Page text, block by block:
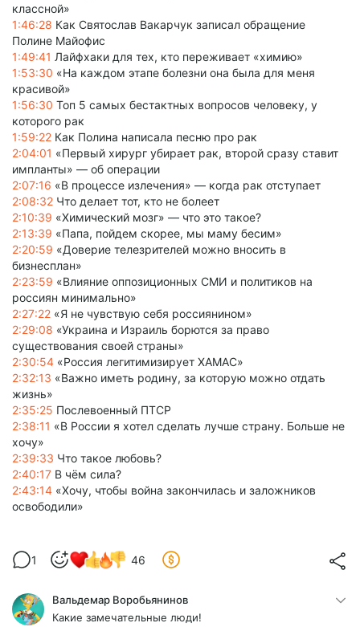
классной»
1:46:28 Как Святослав Вакарчук записал обращение
Полине Майофис
1:49:41 Лайфхаки для тех, кто переживает «химию»
1:53:30 «На каждом этапе болезни она была для меня
красивой»
1:56:30 Топ 5 самых бестактных вопросов человеку, у
которого рак
1:59:22 Как Полина написала песню про рак
2:04:01 «Первый хирург убирает рак, второй сразу ставит
импланты» — об операции
2:07:16 «В процессе излечения» — когда рак отступает
2:08:32 Что делает тот, кто не болеет
2:10:39 «Химический мозг» — что это такое?
2:13:39 «Папа, пойдем скорее, мы маму бесим»
2:20:59 «Доверие телезрителей можно вносить в
бизнесплан»
2:23:59 «Влияние оппозиционных СМИ и политиков на
россиян минимально»
2:27:22 «Я не чувствую себя россиянином»
2:29:08 «Украина и Израиль борются за право
существования своей страны»
2:30:54 «Россия легитимизирует ХАМАС»
2:32:13 «Важно иметь родину, за которую можно отдать
жизнь»
2:35:25 Послевоенный ПТСР
2:38:11 «В России я хотел сделать лучше страну. Больше не
хочу»
2:39:33 Что такое любовь?
2:40:17 В чём сила?
2:43:14 «Хочу, чтобы война закончилась и заложников
освободили»
1 46
Вальдемар Воробьянинов
Какие замечательные люди!